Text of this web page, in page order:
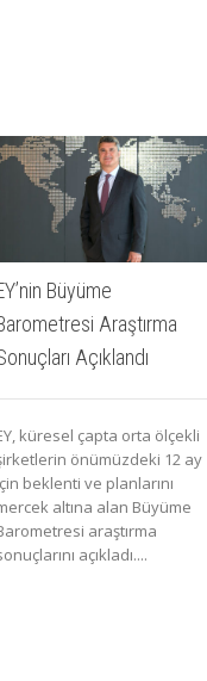
Büyüme
Araştırma
Açıklandı
küresel çapta orta ölçekli
önümüzdeki 12 ay
beklenti ve planlarını
altına alan Büyüme
araştırma
açıkladı....